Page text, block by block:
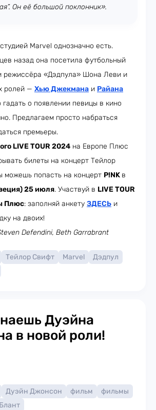
Он её большой поклонник».
Marvel однозначно есть.
назад она посетила футбольный
режиссёра «Дэдпула» Шона Леви и
ролей — Хью Джекмана и Райана
гадать о появлении певицы в кино
Предлагаем просто набраться
премьеры.
LIVE TOUR 2024 на Европе Плюс
билеты на концерт Тейлор
можешь попасть на концерт P!NK в
25 июля. Участвуй в LIVE TOUR
Плюс: заполняй анкету ЗДЕСЬ и
на двоих!
Defendini, Beth Garrabrant
Тейлор Свифт Marvel
Дэдпул
Дуэйна
в новой роли!
Дуэйн Джонсон фильм
фильмы